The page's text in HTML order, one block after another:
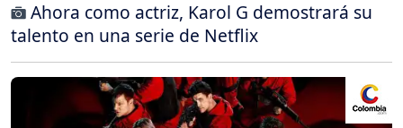
Ahora como actriz, Karol G demostrará su
talento en una serie de Netflix